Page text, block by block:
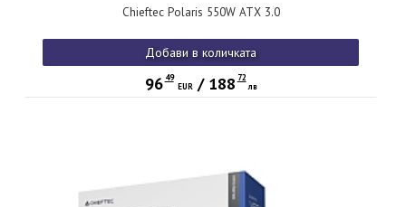
Chieftec Polaris 550W ATX 3.0
Добави в количката
96 49
EUR/ 188 72
лв